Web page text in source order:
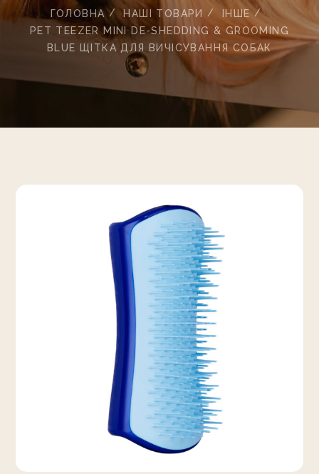
ГОЛОВНА НАШІ ТОВАРИ
ІНШЕ
PET TEEZER MINI DE-SHEDDING & GROOMING
BLUE ЩІТКА ДЛЯ ВИЧІСУВАННЯ СОБАК